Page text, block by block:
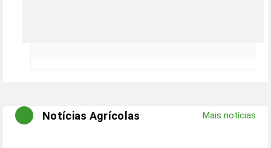
Notícias Agrícolas Mais notícias